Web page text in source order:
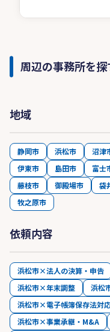
周辺の事務所を探
地域
静岡市 浜松市 沼津
伊東市
島田市 富士
藤枝市
御殿場市 袋
牧之原市
依頼内容
浜松市×法人の決算・申告
浜松市×年末調整
浜松
浜松市×電子帳簿保存法対
浜松市×事業承継・M&A